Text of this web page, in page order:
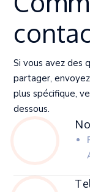
Si vous avez des
partager,
plus spécifique,
dessous.